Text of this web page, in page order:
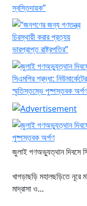
জুলাই গণঅভ্যুত্থান দিবসে
খাগড়াছড়ি মহালছড়িতে নূরে
মাদ্রাসা ও...